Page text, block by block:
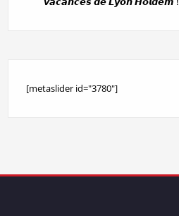
[metaslider id="3780"]